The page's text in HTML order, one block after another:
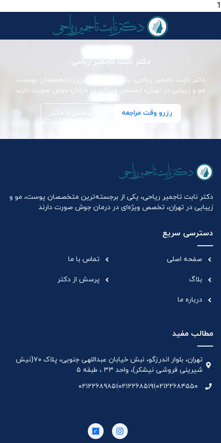
1
دکتر نابت تاجمیر ریاحی
دکتر نابت تاجمیر ریاحی، یکی از برجسته‌ترین متخصصان پوست،
مو و زیبایی در تهران، تخصص ویژه‌ای در درمان جوش صورت دارند
رزرو وقت مراجعه پرسش از دکتر
دکتر نابت تاجمیر ریاحی، یکی از برجسته‌ترین متخصصان پوست، مو و
زیبایی در تهران، تخصص ویژه‌ای در درمان جوش صورت دارند
دسترسی سریع
صفحه اصلی
بلاگ
درباره ما
تماس با ما
پرسش از دکتر
مطالب مفید
تهران، بلوار اندرزگو، نبش خیابان عبداللهی جنوبی، پلاک ۷۰(نیش
شیرینی فروشی نیشکر)، واحد ۳۳ ، طبقه ۵
۰۲۱۲۲۶۸۴۵۵۰۰۲۱۲۲۶۸۵۱۹۱۰۲۱۲۲۶۸۹۸۵۱